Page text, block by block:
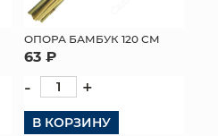
ВАЗЫ
ИГРУШКИ
ЯЩИКИ
ОПОРА БАМБУК 120 СМ
63 ₽
- +
В КОРЗИНУ